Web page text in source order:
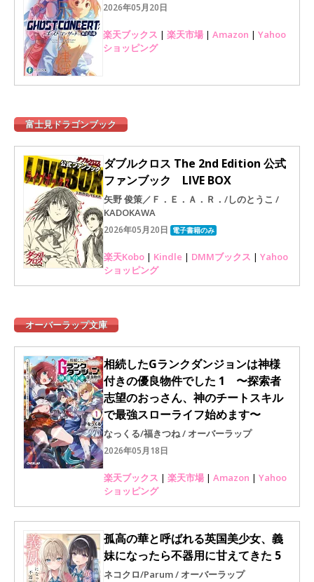
2026年05月20日
楽天ブックス | 楽天市場 | Amazon | Yahoo
ショッピング
富士見ドラゴンブック
ダブルクロス The 2nd Edition 公式
ファンブック LIVE BOX
矢野 俊策／Ｆ．Ｅ．Ａ．Ｒ．/しのとうこ /
KADOKAWA
2026年05月20日 電子書籍のみ
楽天Kobo | Kindle | DMMブックス | Yahoo
ショッピング
オーバーラップ文庫
相続したGランクダンジョンは神様
付きの優良物件でした 1 〜探索者
志望のおっさん、神のチートスキル
で最強スローライフ始めます〜
なっくる/福きつね / オーバーラップ
2026年05月18日
楽天ブックス | 楽天市場 | Amazon | Yahoo
ショッピング
孤高の華と呼ばれる英国美少女、義
妹になったら不器用に甘えてきた 5
ネコクロ/Parum / オーバーラップ